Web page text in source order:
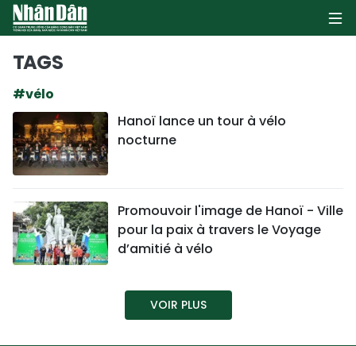
POLITIQUE
SOCIÉTÉ
TOURISME
TAGS
#vélo
Hanoï lance un tour à vélo
nocturne
Promouvoir l'image de Hanoï - Ville
pour la paix à travers le Voyage
d’amitié à vélo
VOIR PLUS